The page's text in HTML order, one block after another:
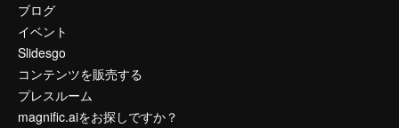
ブログ
イベント
Slidesgo
コンテンツを販売する
プレスルーム
magnific.aiをお探しですか？